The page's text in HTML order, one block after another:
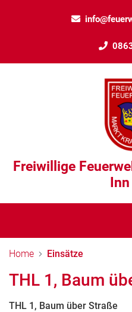
Freiwillige
Home Einsätze
THL 1, Baum
THL 1, Baum über Straße